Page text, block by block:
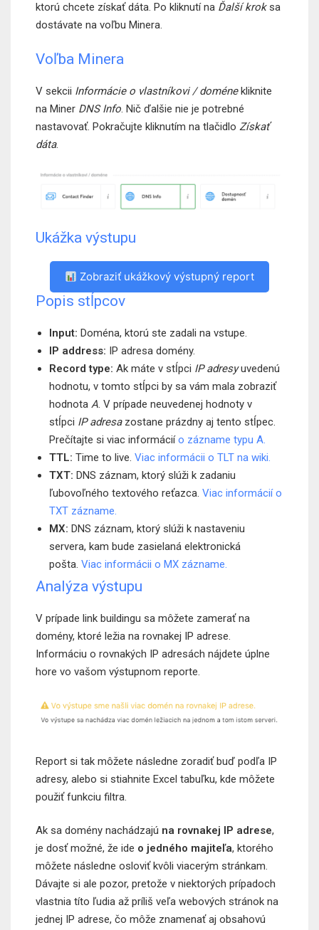
ktorú chcete získať dáta. Po kliknutí na Ďalší kroksa
dostávate na voľbu Minera.
Voľba Minera
V sekcii Informácie o vlastníkovi / doménekliknite
na Miner DNS Info. Nič ďalšie nie je potrebné
nastavovať. Pokračujte kliknutím na tlačidlo Získať
dáta.
Ukážka výstupu
Zobraziť ukážkový výstupný report
Popis stĺpcov
Input: Doména, ktorú ste zadali na vstupe.
IP address: IP adresa domény.
Record type: Ak máte v stĺpci IP adresyuvedenú
hodnotu, v tomto stĺpci by sa vám mala zobraziť
hodnota A. V prípade neuvedenej hodnoty v
stĺpci IP adresazostane prázdny aj tento stĺpec.
Prečítajte si viac informáciío zázname typu A.
TTL: Time to live. Viac informácii o TLT na wiki.
TXT: DNS záznam, ktorý slúži k zadaniu
ľubovoľného textového reťazca. Viac informácií o
TXT zázname.
MX: DNS záznam, ktorý slúži k nastaveniu
servera, kam bude zasielaná elektronická
pošta. Viac informácii o MX zázname.
Analýza výstupu
V prípade link buildingu sa môžete zamerať na
domény, ktoré ležia na rovnakej IP adrese.
Informáciu o rovnakých IP adresách nájdete úplne
hore vo vašom výstupnom reporte.
Report si tak môžete následne zoradiť buď podľa IP
adresy, alebo si stiahnite Excel tabuľku, kde môžete
použiť funkciu filtra.
Ak sa domény nachádzajú na rovnakej IP adrese,
je dosť možné, že ide o jedného majiteľa, ktorého
môžete následne osloviť kvôli viacerým stránkam.
Dávajte si ale pozor, pretože v niektorých prípadoch
vlastnia títo ľudia až príliš veľa webových stránok na
jednej IP adrese, čo môže znamenať aj obsahovú